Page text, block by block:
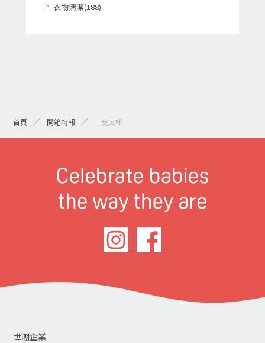
衣物清潔(188)
首頁 開箱特報 > 莫哭杯
世潮企業